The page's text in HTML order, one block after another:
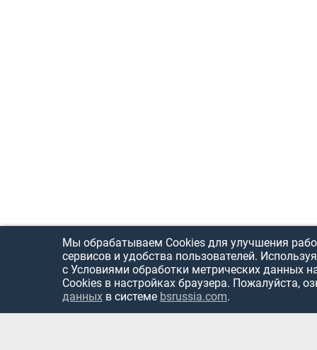
Мы обрабатываем Cookies для улучшения
сервисов и удобства пользователей.
с Условиями обработки метрических данных
Cookies в настройках браузера. Пожалуйста,
данных в системе bsrussia.com.